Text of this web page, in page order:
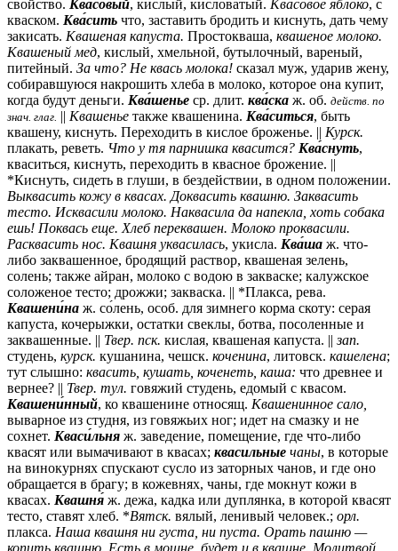
свойство. Квасо́вый, кислый, кисловатый. Квасо́вое яблоко, с
кваском. Ква́сить что, заставить бродить и киснуть, дать чему
закисать. Квашеная капуста. Простокваша, квашеное молоко.
Квашеный мед, кислый, хмельной, бутылочный, вареный,
питейный. За что? Не квась молока! сказал муж, ударив жену,
собиравшуюся накрошить хлеба в молоко, которое она купит,
когда будут деньги. Ква́шенье ср. длит. ква́ска ж. об. действ. по
знач. глаг. || Квашенье также квашенина. Ква́ситься, быть
квашену, киснуть. Переходить в кислое броженье. || Курск.
плакать, реветь. Что у тя парнишка квасится? Ква́снуть,
кваситься, киснуть, переходить в квасное брожение. ||
*Киснуть, сидеть в глуши, в бездействии, в одном положении.
Выквасить кожу в квасах. Доквасить квашню. Заквасить
тесто. Исквасили молоко. Наквасила да напекла, хоть собака
ешь! Поквась еще. Хлеб переквашен. Молоко проквасили.
Расквасить нос. Квашня уквасилась, укисла. Ква́ша ж. что-
либо заквашенное, бродящий раствор, квашеная зелень,
солень; также айран, молоко с водою в закваске; калужское
соложеное тесто; дрожжи; закваска. || *Плакса, рева.
Квашени́на ж. со́лень, особ. для зимнего корма скоту: серая
капуста, кочерыжки, остатки свеклы, ботва, посоленные и
заквашенные. || Твер. пск. кислая, квашеная капуста. ||зап.
студень, курск. кушанина, чешск. коченина, литовск. кашелена;
тут слышно: квасить, кушать, коченеть, каша: что древнее и
вернее? || Твер. тул. говяжий студень, едомый с квасом.
Квашени́нный, ко квашенине относящ. Квашенинное сало,
выварное из студня, из говяжьих ног; идет на смазку и не
сохнет. Кваси́льня ж. заведение, помещение, где что-либо
квасят или вымачивают в квасах; квасильные чаны, в которые
на винокурнях спускают сусло из заторных чанов, и где оно
обращается в брагу; в кожевнях, чаны, где мокнут кожи в
квасах. Квашня́ ж. дежа, кадка или дуплянка, в которой квасят
тесто, ставят хлеб. *Вятск. вялый, ленивый человек.; орл.
плакса. Наша квашня ни густа, ни пуста. Орать пашню —
копить квашню. Есть в мошне, будет и в квашне. Молитвой